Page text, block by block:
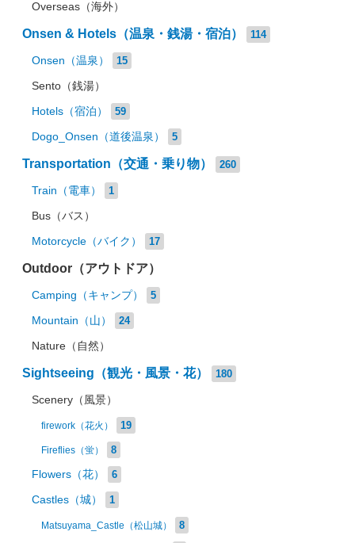
Overseas（海外）
Onsen & Hotels（温泉・銭湯・宿泊） 114
Onsen（温泉） 15
Sento（銭湯）
Hotels（宿泊） 59
Dogo_Onsen（道後温泉） 5
Transportation（交通・乗り物） 260
Train（電車） 1
Bus（バス）
Motorcycle（バイク） 17
Outdoor（アウトドア）
Camping（キャンプ） 5
Mountain（山） 24
Nature（自然）
Sightseeing（観光・風景・花） 180
Scenery（風景）
firework（花火） 19
Fireflies（蛍） 8
Flowers（花） 6
Castles（城） 1
Matsuyama_Castle（松山城） 8